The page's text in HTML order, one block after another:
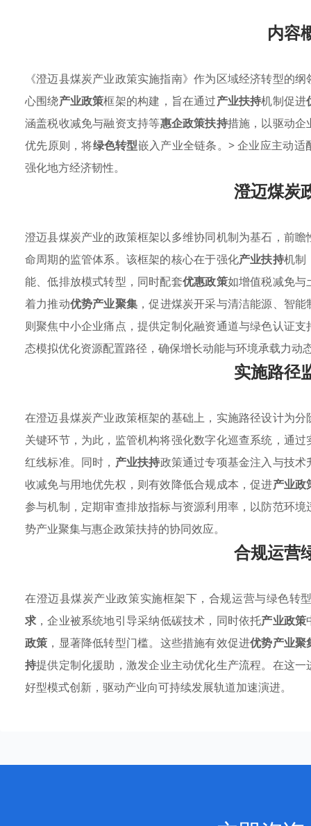
内容
《澄迈县煤炭产业政策实施指南》作为区域经济转型的
心围绕产业政策框架的构建，旨在通过产业扶持机制促进
涵盖税收减免与融资支持等惠企政策扶持措施，以驱动企
优先原则，将绿色转型嵌入产业全链条。> 企业应主动
强化地方经济韧性。
澄迈煤炭
澄迈县煤炭产业的政策框架以多维协同机制为基石，前瞻
命周期的监管体系。该框架的核心在于强化产业扶持机制
能、低排放模式转型，同时配套优惠政策如增值税减免与
着力推动优势产业聚集 ，促进煤炭开采与清洁能源、智
则聚焦中小企业痛点，提供定制化融资通道与绿色认证
态模拟优化资源配置路径，确保增长动能与环境承载力动
实施路径
在澄迈县煤炭产业政策框架的基础上，实施路径设计为
关键环节，为此，监管机构将强化数字化巡查系统，通
红线标准。同时， 产业扶持政策通过专项基金注入与技
收减免与用地优先权，则有效降低合规成本，促进产业政
参与机制，定期审查排放指标与资源利用率，以防范环
势产业聚集与惠企政策扶持的协同效应。
合规运营
在澄迈县煤炭产业政策实施框架下，合规运营与绿色转
求 ，企业被系统地引导采纳低碳技术，同时依托产业政策
政策 ，显著降低转型门槛。这些措施有效促进优势产业聚
持提供定制化援助，激发企业主动优化生产流程。在这
好型模式创新，驱动产业向可持续发展轨道加速演进。